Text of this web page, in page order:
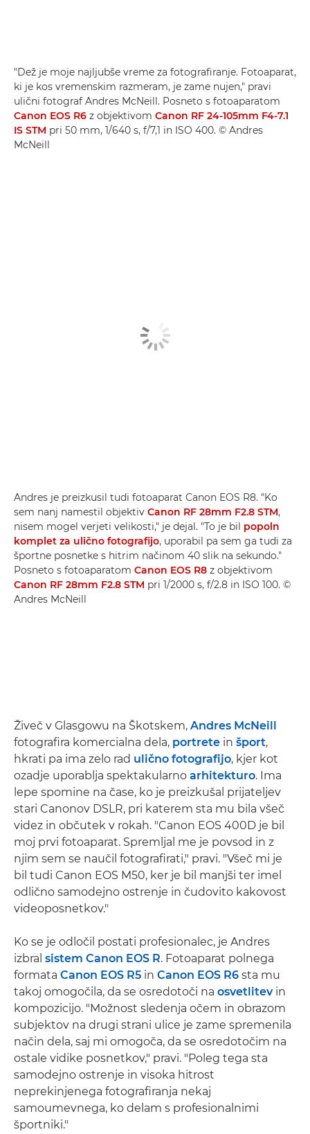
"Dež je moje najljubše vreme za fotografiranje. Fotoaparat,
ki je kos vremenskim razmeram, je zame nujen," pravi
ulični fotograf Andres McNeill. Posneto s fotoaparatom
Canon EOS R6 z objektivom Canon RF 24-105mm F4-7.1
IS STM pri 50 mm, 1/640 s, f/7,1 in ISO 400. © Andres
McNeill
Andres je preizkusil tudi fotoaparat Canon EOS R8. "Ko
sem nanj namestil objektiv Canon RF 28mm F2.8 STM,
nisem mogel verjeti velikosti," je dejal. "To je bil popoln
komplet za ulično fotografijo, uporabil pa sem ga tudi za
športne posnetke s hitrim načinom 40 slik na sekundo."
Posneto s fotoaparatom Canon EOS R8 z objektivom
Canon RF 28mm F2.8 STM pri 1/2000 s, f/2.8 in ISO 100. ©
Andres McNeill
Živeč v Glasgowu na Škotskem, Andres McNeill
fotografira komercialna dela, portrete in šport,
hkrati pa ima zelo rad ulično fotografijo, kjer kot
ozadje uporablja spektakularno arhitekturo. Ima
lepe spomine na čase, ko je preizkušal prijateljev
stari Canonov DSLR, pri katerem sta mu bila všeč
videz in občutek v rokah. "Canon EOS 400D je bil
moj prvi fotoaparat. Spremljal me je povsod in z
njim sem se naučil fotografirati," pravi. "Všeč mi je
bil tudi Canon EOS M50, ker je bil manjši ter imel
odlično samodejno ostrenje in čudovito kakovost
videoposnetkov."
Ko se je odločil postati profesionalec, je Andres
izbral sistem Canon EOS R. Fotoaparat polnega
formata Canon EOS R5 in Canon EOS R6 sta mu
takoj omogočila, da se osredotoči na osvetlitevin
kompozicijo. "Možnost sledenja očem in obrazom
subjektov na drugi strani ulice je zame spremenila
način dela, saj mi omogoča, da se osredotočim na
ostale vidike posnetkov," pravi. "Poleg tega sta
samodejno ostrenje in visoka hitrost
neprekinjenega fotografiranja nekaj
samoumevnega, ko delam s profesionalnimi
športniki."